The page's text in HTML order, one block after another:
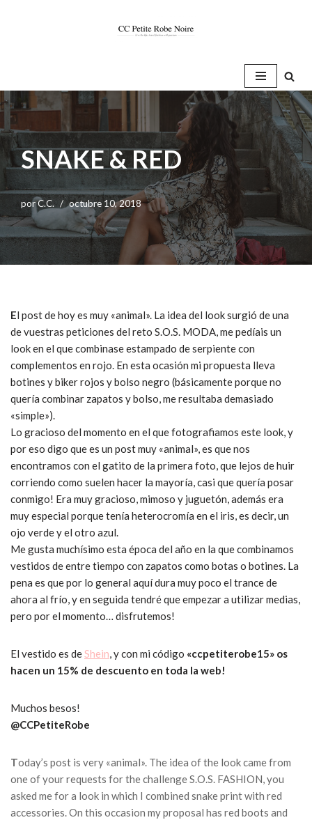
SNAKE & RED
porC.C. octubre 10, 2018
El post de hoy es muy «animal». La idea del look surgió de una
de vuestras peticiones del reto S.O.S. MODA, me pedíais un
look en el que combinase estampado de serpiente con
complementos en rojo. En esta ocasión mi propuesta lleva
botines y biker rojos y bolso negro (básicamente porque no
quería combinar zapatos y bolso, me resultaba demasiado
«simple»).
Lo gracioso del momento en el que fotografiamos este look, y
por eso digo que es un post muy «animal», es que nos
encontramos con el gatito de la primera foto, que lejos de huir
corriendo como suelen hacer la mayoría, casi que quería posar
conmigo! Era muy gracioso, mimoso y juguetón, además era
muy especial porque tenía heterocromía en el iris, es decir, un
ojo verde y el otro azul.
Me gusta muchísimo esta época del año en la que combinamos
vestidos de entre tiempo con zapatos como botas o botines. La
pena es que por lo general aquí dura muy poco el trance de
ahora al frío, y en seguida tendré que empezar a utilizar medias,
pero por el momento… disfrutemos!
El vestido es deShein, y con mi código «ccpetiterobe15» os
hacen un 15% de descuento en toda la web!
Muchos besos!
@CCPetiteRobe
Today’s post is very «animal». The idea of ​​the look came from
one of your requests for the challenge S.O.S. FASHION, you
asked me for a look in which I combined snake print with red
accessories.On this occasion my proposal has red boots and